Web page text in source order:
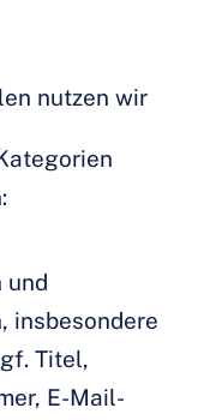
nutzen wir
und
insbesondere
Titel,
E-Mail-